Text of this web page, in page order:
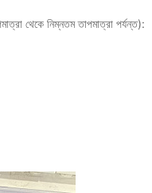
থেকে নিম্নতম তাপমাত্রা পর্যন্ত):